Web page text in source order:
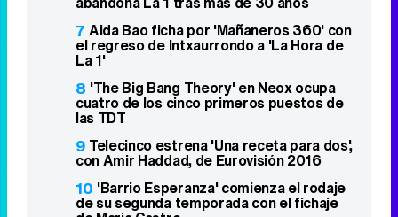
3RTVE prepara una cobertura del eclipse
solar con una retransmisión para personas
ciegas
4'Ordena tu vida' se estrena discreto en
La 1 y no puede con "Padre no hay más
que uno"
5Mario Cimarro pide trabajo pero rechaza
los realities: "Necesito trabajar como
actor"
6Adiós 'Cine de barrio': el programa
abandona La 1 tras más de 30 años